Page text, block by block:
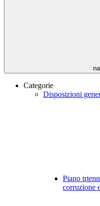
Categorie
Disposizioni
Piano
corruzione